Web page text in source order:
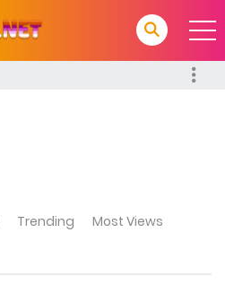
Trending
Most Views